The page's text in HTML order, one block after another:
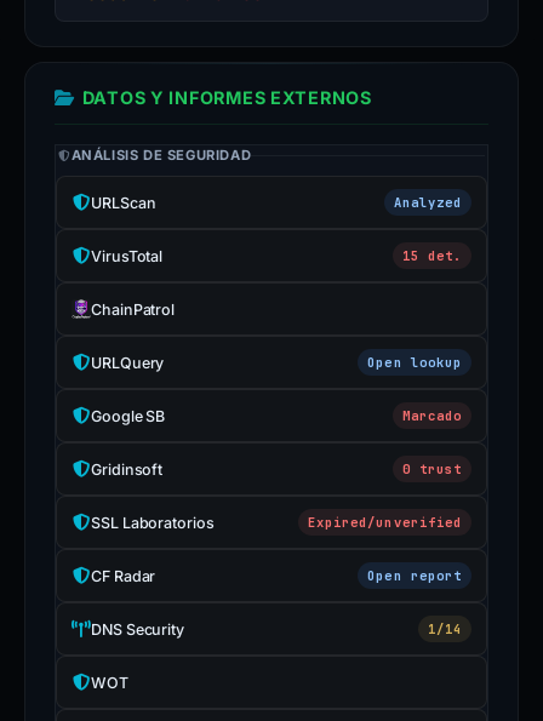
DATOS Y INFORMES EXTERNOS
ANÁLISIS DE SEGURIDAD
URLScan Analyzed
VirusTotal 15 det.
ChainPatrol
URLQuery Open lookup
Google SB Marcado
Gridinsoft 0 trust
SSL Laboratorios Expired/unverified
CF Radar Open report
DNS Security 1/14
WOT